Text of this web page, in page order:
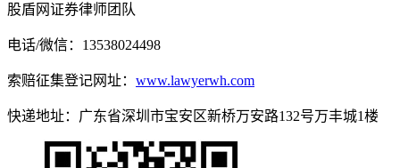
股盾网证券律师团队
电话/微信：13538024498
索赔征集登记网址： www.lawyerwh.com
快递地址：广东省深圳市宝安区新桥万安路132号万丰城1楼